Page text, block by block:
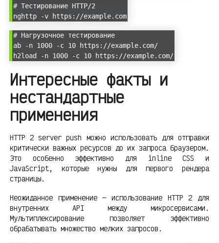
# Тестирование HTTP/2
nghttp -v https://example.com
# Нагрузочное тестирование
ab -n 1000 -c 10 https://example.com/
h2load -n 1000 -c 10 https://example.com/
Интересные факты и
нестандартные
применения
HTTP 2 server push можно использовать для отправки
критически важных ресурсов до их запроса браузером.
Это особенно эффективно для inline CSS и
JavaScript, которые нужны для первого рендера
страницы.
Неожиданное применение — использование HTTP 2 для
внутренних API между микросервисами.
Мультиплексирование позволяет эффективно
обрабатывать множество мелких запросов.